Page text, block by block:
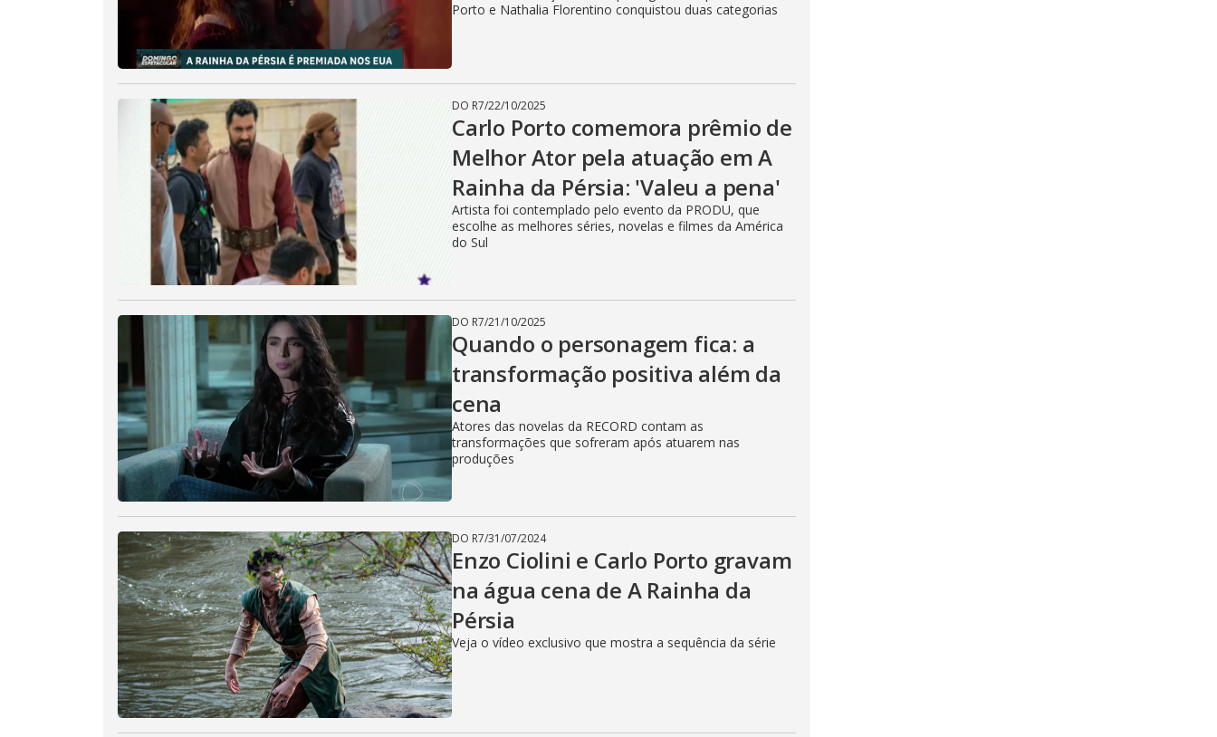
Porto e Nathalia Florentino conquistou duas categorias
DO R7/22/10/2025
Carlo Porto comemora prêmio de
Melhor Ator pela atuação em A
Rainha da Pérsia: 'Valeu a pena'
Artista foi contemplado pelo evento da PRODU, que
escolhe as melhores séries, novelas e filmes da América
do Sul
DO R7/21/10/2025
Quando o personagem fica: a
transformação positiva além da
cena
Atores das novelas da RECORD contam as
transformações que sofreram após atuarem nas
produções
DO R7/31/07/2024
Enzo Ciolini e Carlo Porto gravam
na água cena de A Rainha da
Pérsia
Veja o vídeo exclusivo que mostra a sequência da série